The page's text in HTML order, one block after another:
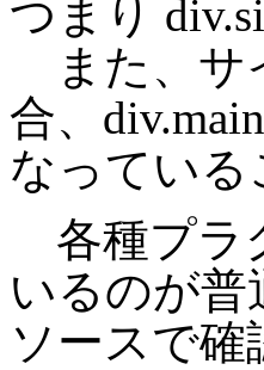
つまり
また、サ
合、
なってい
各種プラ
いるのが
ソースで